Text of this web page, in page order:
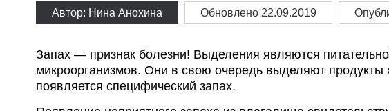
Автор: Нина Анохина Обновлено 22.09.2019
Запах — признак болезни! Выделения являются
микроорганизмов. Они в свою очередь выделяют
появляется специфический запах.